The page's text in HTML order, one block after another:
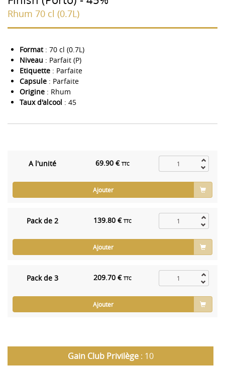
Rhum 70 cl (0.7L)
Format: 70 cl (0.7L)
Niveau : Parfait (P)
Etiquette : Parfaite
Capsule : Parfaite
Origine : Rhum
Taux d'alcool : 45
A l'unité 69.90 € TTC
Ajouter
Pack de 2 139.80 € TTC
Ajouter
Pack de 3 209.70 € TTC
Ajouter
Gain Club Privilège: 10